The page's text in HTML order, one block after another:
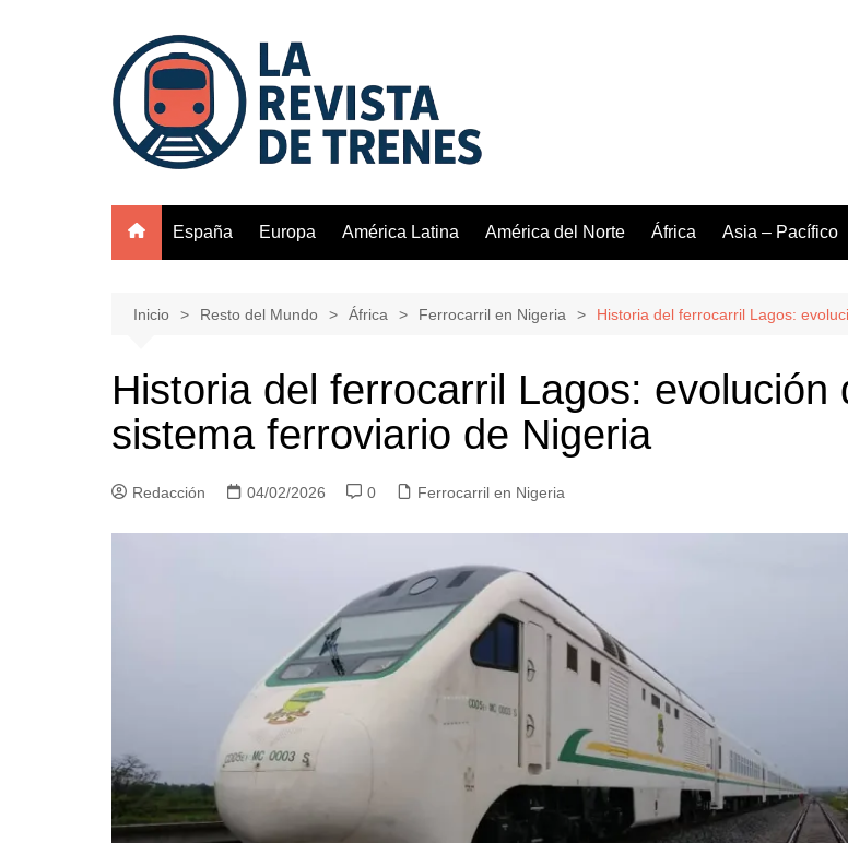
España Europa América Latina América del Norte África Asia – Pacífico
Inicio Resto del Mundo África Ferrocarril en Nigeria Historia del ferrocarril Lagos:
Historia del ferrocarril Lagos: evolución
sistema ferroviario de Nigeria
Redacción 04/02/2026 0 Ferrocarril en Nigeria